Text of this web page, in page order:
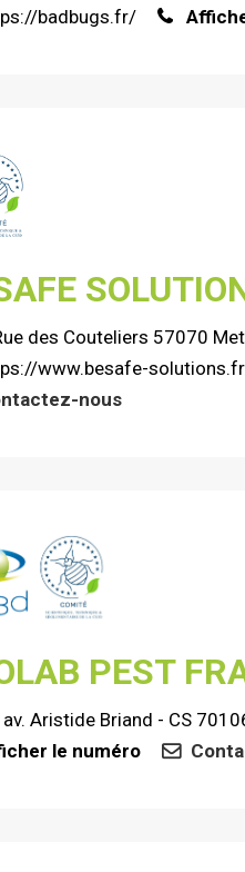
badbugs.fr/
des Couteliers 57070
www.besafe-
nous
PEST
Aristide Briand - CS
le numéro